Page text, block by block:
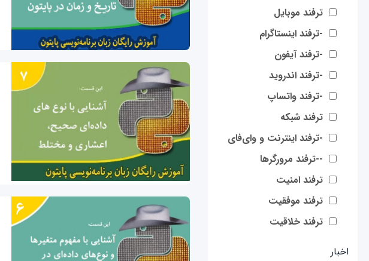
ترفند موبایل
-ترفند اینستاگرام
-ترفند آیفون
-ترفند اندروید
-ترفند واتساپ
ترفند شبکه
-ترفند اینترنت و وای‌فای
--ترفند مرورگرها
ترفند امنیت
ترفند موفقیت
ترفند خلاقیت
اخبار